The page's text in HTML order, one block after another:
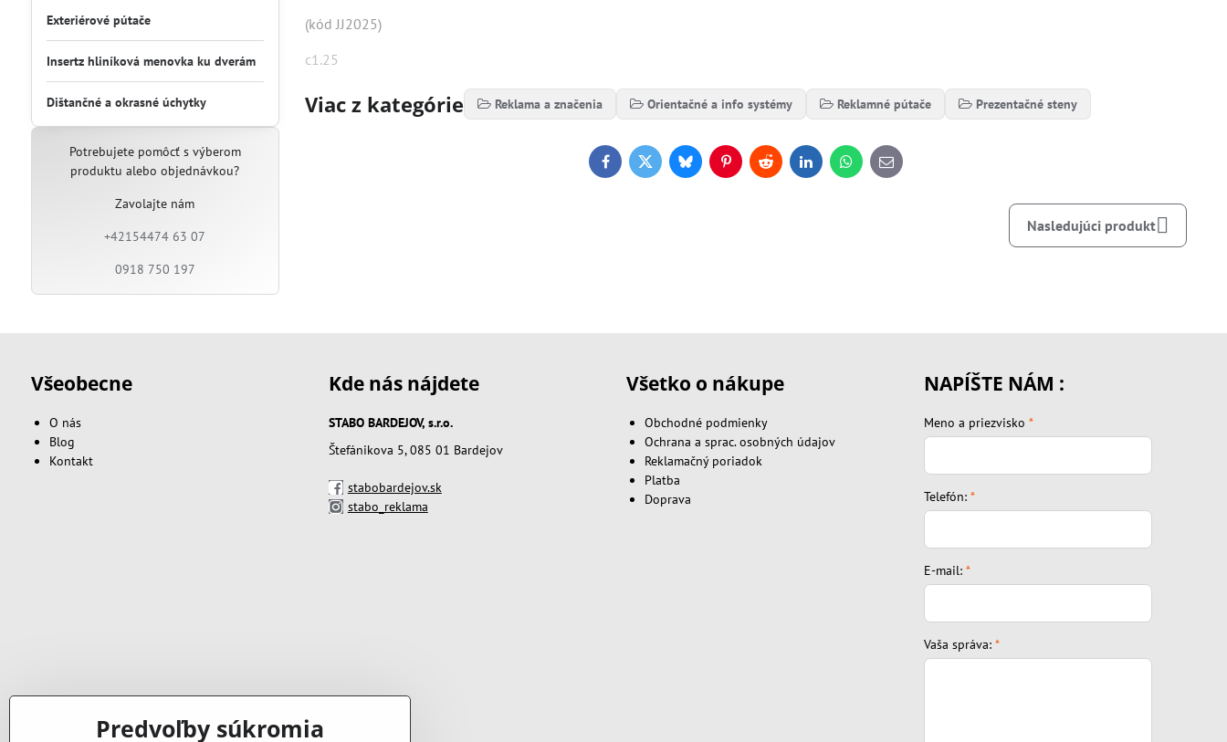
(kód JJ2025)
c1.25
Viac z kategórie Reklama a značenia Orientačné a info systémy Reklamné pútače Prezentačné steny
FacebookTwitterBlueskyPinterestRedditLinkedInWhatsApp
E-
mail
Nasledujúci produkt
Exteriérové pútače
Insertz hliníková menovka ku dverám
Dištančné a okrasné úchytky
Potrebujete pomôcť s výberom
produktu alebo objednávkou?
Zavolajte nám
+42154474 63 07
0918 750 197
Všeobecne
O nás
Blog
Kontakt
Kde nás nájdete
STABO BARDEJOV, s.r.o.
Štefánikova 5, 085 01 Bardejov
stabobardejov.sk
stabo_reklama
Všetko o nákupe
Obchodné podmienky
Ochrana a sprac. osobných údajov
Reklamačný poriadok
Platba
Doprava
NAPÍŠTE NÁM :
Meno a priezvisko*
Telefón:*
E-mail:*
Vaša správa:*
Predvoľby súkromia